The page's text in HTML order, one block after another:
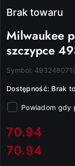
Brak towaru
Milwaukee
szczypce
Symbol:
Dostępność: Brak
Powiadom gdy
cena:
70.94
Cena:
70.94